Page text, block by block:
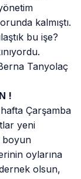
kalmıştı.
bu işe?
Tanyolaç
!
Çarşamba
yeni
boyun
oylarına
olsun,